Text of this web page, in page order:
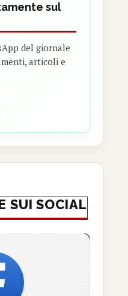
sul
del giornale
articoli e
SUI SOCIAL